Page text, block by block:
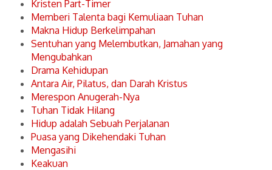
Kristen Part-Timer
Memberi Talenta bagi Kemuliaan Tuhan
Makna Hidup Berkelimpahan
Sentuhan yang Melembutkan, Jamahan yang
Mengubahkan
Drama Kehidupan
Antara Air, Pilatus, dan Darah Kristus
Merespon Anugerah-Nya
Tuhan Tidak Hilang
Hidup adalah Sebuah Perjalanan
Puasa yang Dikehendaki Tuhan
Mengasihi
Keakuan